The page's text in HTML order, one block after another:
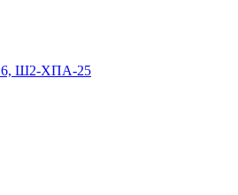
Ш2-ХПА-25